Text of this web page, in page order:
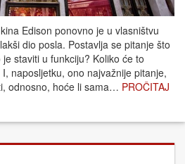
Edison ponovno je u vlasništvu
dio posla. Postavlja se pitanje što
staviti u funkciju? Koliko će to
naposljetku, ono najvažnije pitanje,
odnosno, hoće li sama… PROČITAJ